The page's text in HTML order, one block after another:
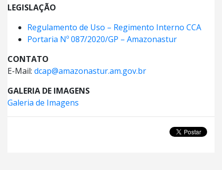
LEGISLAÇÃO
Regulamento de Uso – Regimento Interno CCA
Portaria Nº 087/2020/GP – Amazonastur
CONTATO
E-Mail: dcap@amazonastur.am.gov.br
GALERIA DE IMAGENS
Galeria de Imagens